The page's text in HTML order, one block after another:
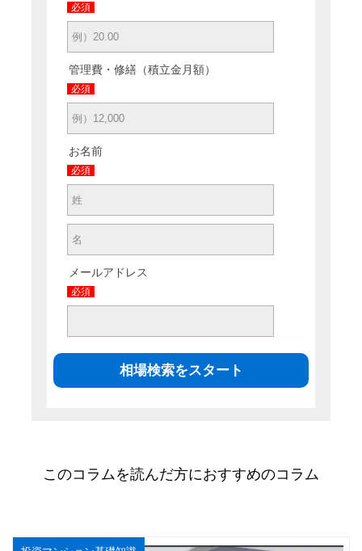
必須
管理費・修繕（積立金月額）
必須
お名前
必須
メールアドレス
必須
このコラムを読んだ方におすすめのコラム